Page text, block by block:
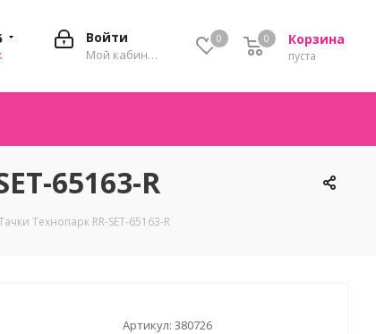
0 Корзина
0
пуста
0
Войти
Мой кабинет
65163-R
Технопарк RR-SET-65163-R
Артикул: 380726